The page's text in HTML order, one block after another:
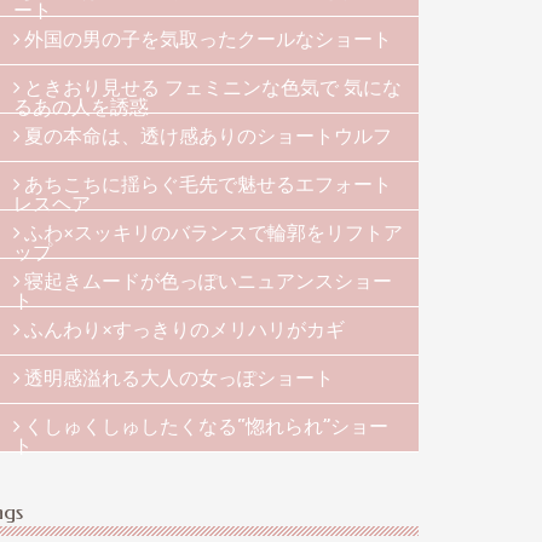
ート
外国の男の子を気取ったクールなショート
ときおり見せる フェミニンな色気で 気にな
るあの人を誘惑
夏の本命は、透け感ありのショートウルフ
あちこちに揺らぐ毛先で魅せるエフォート
レスヘア
ふわ×スッキリのバランスで輪郭をリフトア
ップ
寝起きムードが色っぽいニュアンスショー
ト
ふんわり×すっきりのメリハリがカギ
透明感溢れる大人の女っぽショート
くしゅくしゅしたくなる“惚れられ”ショー
ト